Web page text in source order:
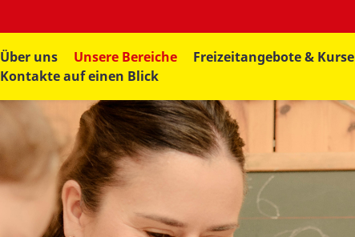
Über uns Unsere Bereiche Freizeitangebote & Kurse
Kontakte auf einen Blick